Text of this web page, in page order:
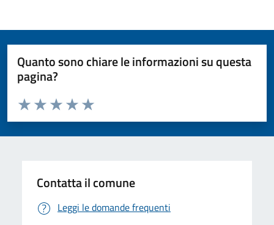
Quanto sono chiare le informazioni su questa
pagina?
Valuta da 1 a 5 stelle la pagina
Valuta 5 stelle su 5
Valuta 4 stelle su 5
Valuta 3 stelle su 5
Valuta 2 stelle su 5
Valuta 1 stelle su 5
Contatta il comune
Leggi le domande frequenti